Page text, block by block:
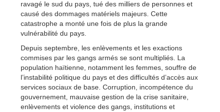
ravagé le sud du pays, tué des milliers de personnes et
causé des dommages matériels majeurs. Cette
catastrophe a monté une fois de plus la grande
vulnérabilité du pays.
Depuis septembre, les enlèvements et les exactions
commises par les gangs armés se sont multipliés. La
population haïtienne, notamment les femmes, souffre de
l’instabilité politique du pays et des difficultés d’accès aux
services sociaux de base. Corruption, incompétence du
gouvernement, mauvaise gestion de la crise sanitaire,
enlèvements et violence des gangs, institutions et